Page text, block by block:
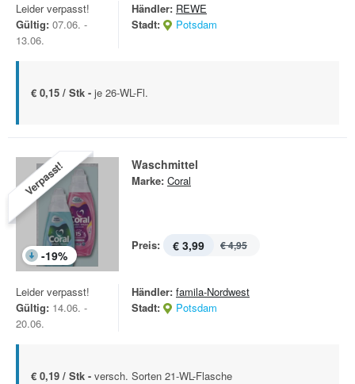
Leider verpasst!
Gültig: 07.06. -
13.06.
Händler: REWE
Stadt:
Potsdam
€ 0,15 / Stk - je 26-WL-Fl.
Verpasst!
-19%
Waschmittel
Marke: Coral
Preis: € 3,99 € 4,95
Leider verpasst!
Gültig: 14.06. -
20.06.
Händler: famila-Nordwest
Stadt:
Potsdam
€ 0,19 / Stk - versch. Sorten 21-WL-Flasche